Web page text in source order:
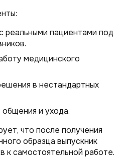
реальными пациентами под
медицинского
в нестандартных
и ухода.
что после получения
образца выпускник
к самостоятельной работе.